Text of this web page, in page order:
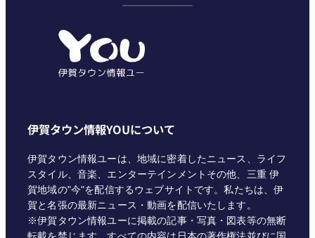
伊賀タウン情報YOUについて
伊賀タウン情報ユーは、地域に密着したニュース、ライフ
スタイル、音楽、エンターテインメントその他、三重 伊
賀地域の"今"を配信するウェブサイトです。私たちは、伊
賀と名張の最新ニュース・動画を配信いたします。
※伊賀タウン情報ユーに掲載の記事・写真・図表等の無断